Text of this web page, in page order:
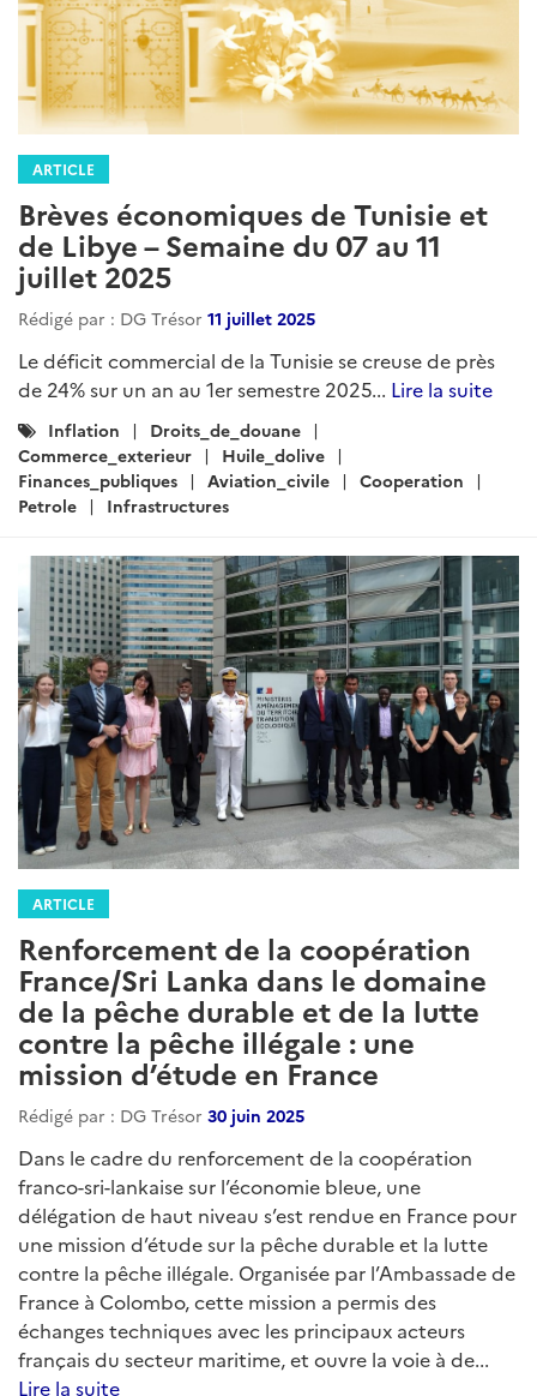
ARTICLE
Brèves économiques de Tunisie et
de Libye – Semaine du 07 au 11
juillet 2025
Rédigé par : DG Trésor 11 juillet 2025
Le déficit commercial de la Tunisie se creuse de près
de 24% sur un an au 1er semestre 2025... Lire la suite
Catégories
:
Inflation
Droits_de_douane
Commerce_exterieur
Huile_dolive
Finances_publiques
Aviation_civile
Cooperation
Petrole
Infrastructures
ARTICLE
Renforcement de la coopération
France/Sri Lanka dans le domaine
de la pêche durable et de la lutte
contre la pêche illégale : une
mission d’étude en France
Rédigé par : DG Trésor 30 juin 2025
Dans le cadre du renforcement de la coopération
franco-sri-lankaise sur l’économie bleue, une
délégation de haut niveau s’est rendue en France pour
une mission d’étude sur la pêche durable et la lutte
contre la pêche illégale. Organisée par l’Ambassade de
France à Colombo, cette mission a permis des
échanges techniques avec les principaux acteurs
français du secteur maritime, et ouvre la voie à de...
Lire la suite